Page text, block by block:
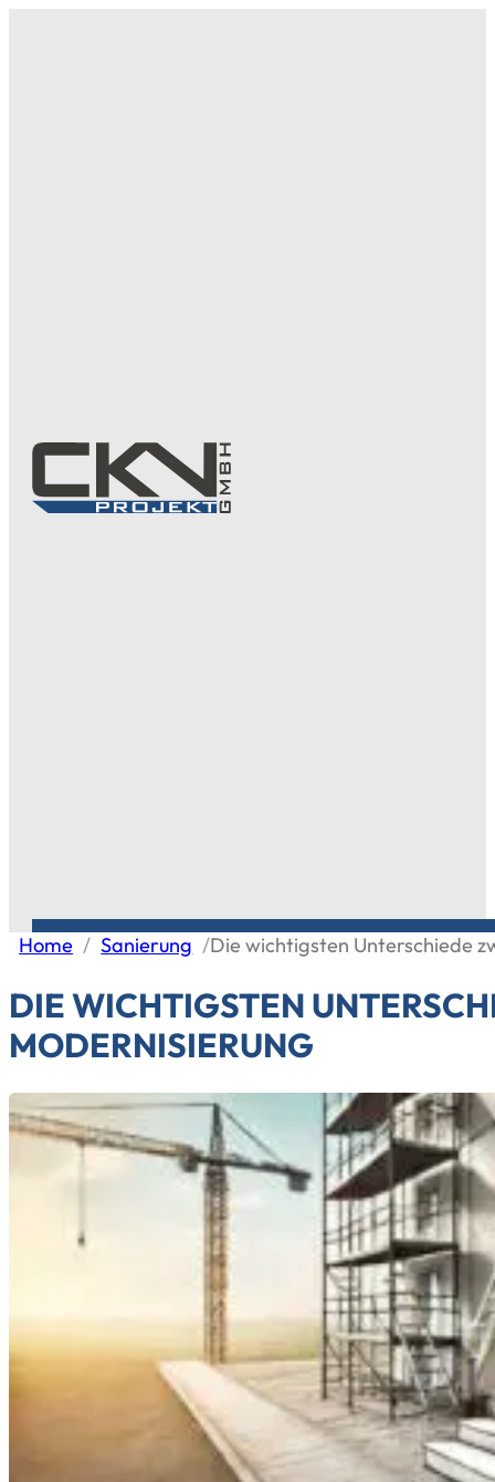
Home / Sanierung /Die wichtigsten Unterschiede
DIE WICHTIGSTEN
MODERNISIERUNG